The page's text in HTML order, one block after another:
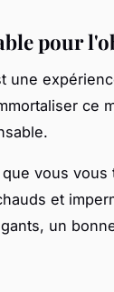
pour
une
ce
vous vous
et
un